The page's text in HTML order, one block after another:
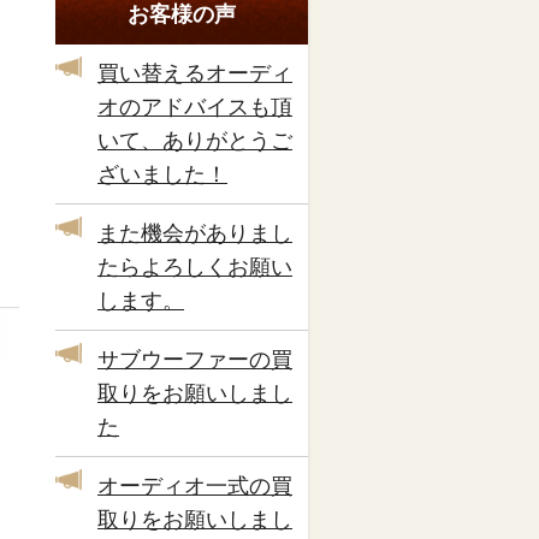
お客様の声
買い替えるオーディ
オのアドバイスも頂
いて、ありがとうご
ざいました！
また機会がありまし
たらよろしくお願い
します。
サブウーファーの買
取りをお願いしまし
た
オーディオ一式の買
取りをお願いしまし